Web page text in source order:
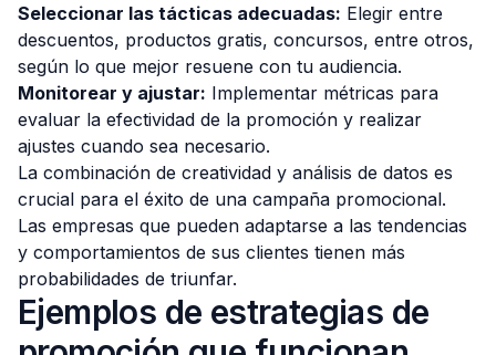
Seleccionar las tácticas adecuadas: Elegir entre
descuentos, productos gratis, concursos, entre otros,
según lo que mejor resuene con tu audiencia.
Monitorear y ajustar: Implementar métricas para
evaluar la efectividad de la promoción y realizar
ajustes cuando sea necesario.
La combinación de creatividad y análisis de datos es
crucial para el éxito de una campaña promocional.
Las empresas que pueden adaptarse a las tendencias
y comportamientos de sus clientes tienen más
probabilidades de triunfar.
Ejemplos de estrategias de